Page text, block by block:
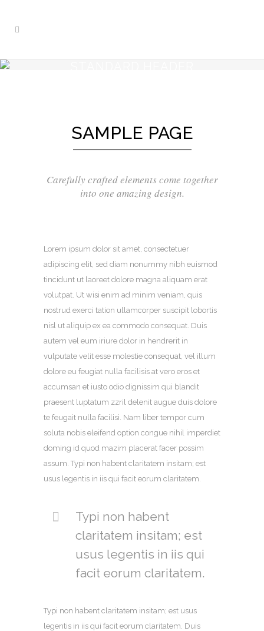
SAMPLE PAGE
Carefully crafted elements come together
into one amazing design.
Lorem ipsum dolor sit amet, consectetuer
adipiscing elit, sed diam nonummy nibh euismod
tincidunt ut laoreet dolore magna aliquam erat
volutpat. Ut wisi enim ad minim veniam, quis
nostrud exerci tation ullamcorper suscipit lobortis
nisl ut aliquip ex ea commodo consequat. Duis
autem vel eum iriure dolor in hendrerit in
vulputate velit esse molestie consequat, vel illum
dolore eu feugiat nulla facilisis at vero eros et
accumsan et iusto odio dignissim qui blandit
praesent luptatum zzril delenit augue duis dolore
te feugait nulla facilisi. Nam liber tempor cum
soluta nobis eleifend option congue nihil imperdiet
doming id quod mazim placerat facer possim
assum. Typi non habent claritatem insitam; est
usus legentis in iis qui facit eorum claritatem.
Typi non habent
claritatem insitam; est
usus legentis in iis qui
facit eorum claritatem.
Typi non habent claritatem insitam; est usus
legentis in iis qui facit eorum claritatem. Duis